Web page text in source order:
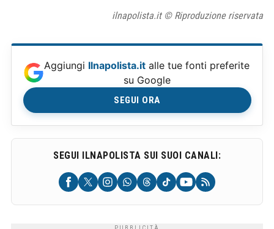
ilnapolista.it © Riproduzione riservata
Aggiungi Ilnapolista.it alle tue fonti preferite
su Google
SEGUI ORA
SEGUI ILNAPOLISTA SUI SUOI CANALI: